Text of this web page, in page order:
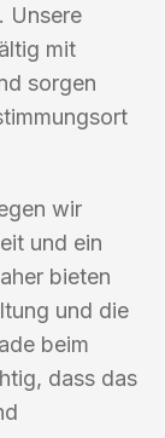
Unsere
mit
sorgen
wir
und ein
bieten
und die
beim
dass das